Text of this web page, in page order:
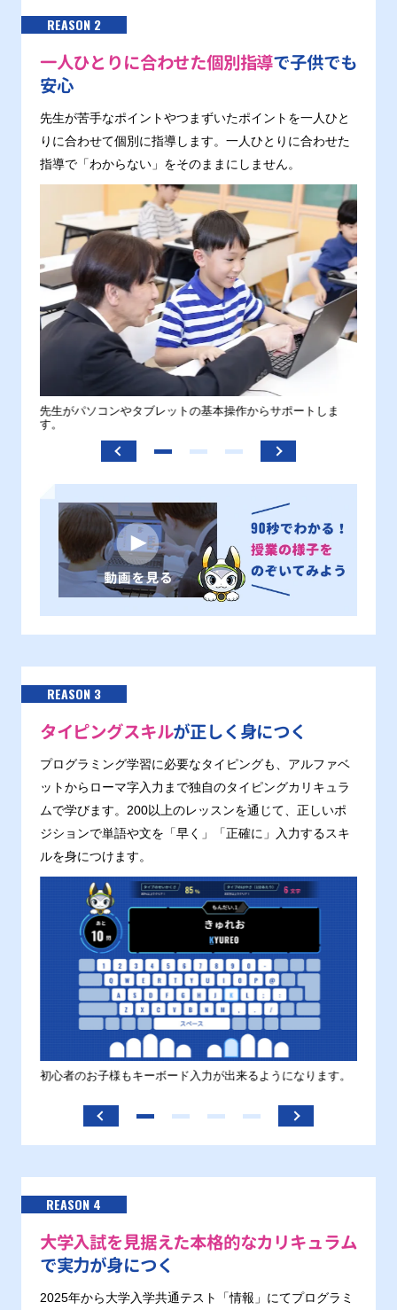
REASON 2
一人ひとりに合わせた個別指導で子供でも
安心
先生が苦手なポイントやつまずいたポイントを一人ひと
りに合わせて個別に指導します。一人ひとりに合わせた
指導で「わからない」をそのままにしません。
先生がパソコンやタブレットの基本操作からサポートしま
す。
REASON 3
タイピングスキルが正しく身につく
プログラミング学習に必要なタイピングも、アルファベ
ットからローマ字入力まで独自のタイピングカリキュラ
ムで学びます。200以上のレッスンを通じて、正しいポ
ジションで単語や文を「早く」「正確に」入力するスキ
ルを身につけます。
初心者のお子様もキーボード入力が出来るようになります。
REASON 4
大学入試を見据えた本格的なカリキュラム
で実力が身につく
2025年から大学入学共通テスト「情報」にてプログラミ